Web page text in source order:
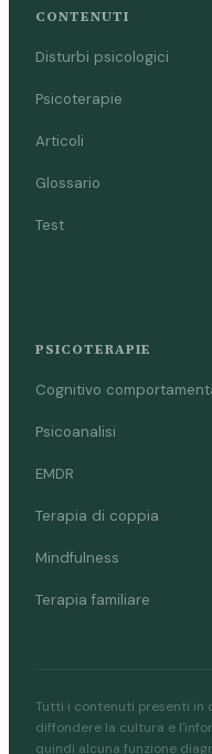
CONTENUTI
Disturbi psicologici
Psicoterapie
Articoli
Glossario
Test
PSICOTERAPIE
Cognitivo
Psicoanalisi
EMDR
Terapia di coppia
Mindfulness
Terapia familiare
Tutti i contenuti presenti in
diffondere la cultura e
quindi alcuna funzione